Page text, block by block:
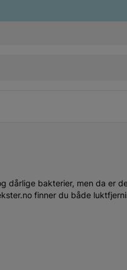
dårlige bakterier, men da er
finner du både